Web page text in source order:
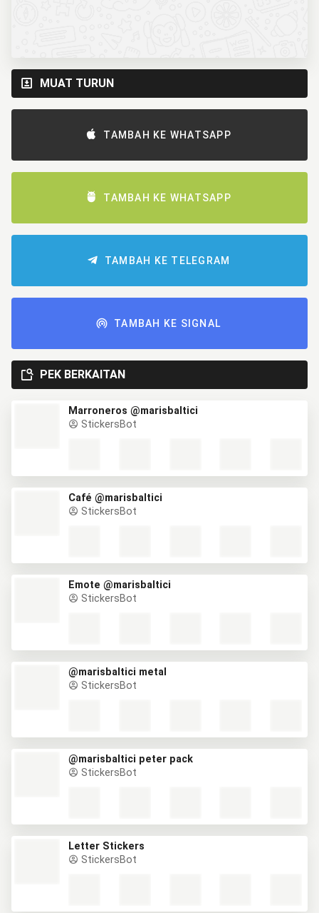
MUAT TURUN
TAMBAH KE WHATSAPP
TAMBAH KE WHATSAPP
TAMBAH KE TELEGRAM
TAMBAH KE SIGNAL
PEK BERKAITAN
Marroneros @marisbaltici
StickersBot
Café @marisbaltici
StickersBot
Emote @marisbaltici
StickersBot
@marisbaltici metal
StickersBot
@marisbaltici peter pack
StickersBot
Letter Stickers
StickersBot